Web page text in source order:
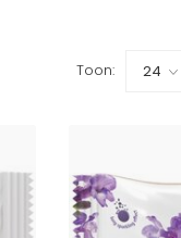
Toon: